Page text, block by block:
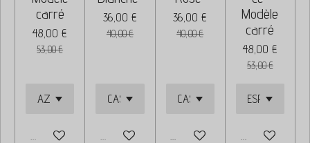
carré
48,00 €
53,00 €
Épuisé
36,00 €
40,00 €
Épuisé
36,00 €
40,00 €
Ajouter au panier
Modèle
carré
48,00 €
53,00 €
Ajouter au